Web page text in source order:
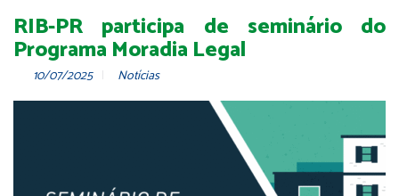
RIB-PR participa de seminário do
Programa Moradia Legal
10/07/2025 Notícias